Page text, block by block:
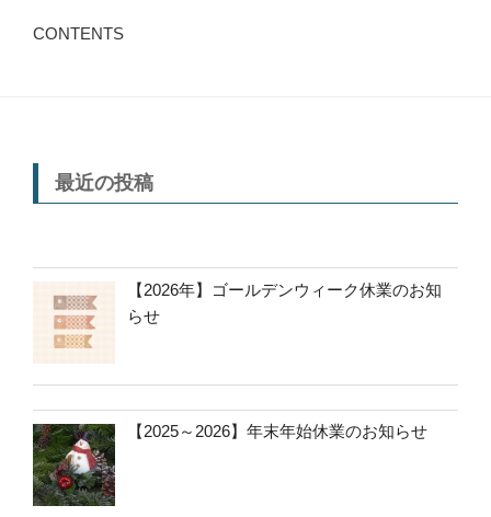
CONTENTS
最近の投稿
【2026年】ゴールデンウィーク休業のお知
らせ
【2025～2026】年末年始休業のお知らせ